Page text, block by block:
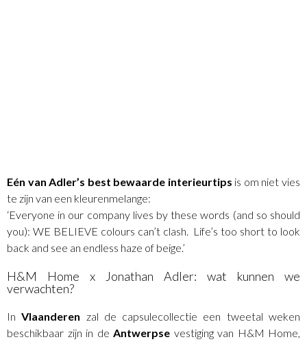
Eén van Adler’s best bewaarde interieurtips is om niet vies
te zijn van een kleurenmelange:
‘Everyone in our company lives by these words (and so should
you): WE BELIEVE colours can’t clash. Life’s too short to look
back and see an endless haze of beige.’
H&M Home x Jonathan Adler: wat kunnen we
verwachten?
InVlaanderen zal de capsulecollectie een tweetal weken
beschikbaar zijn in de Antwerpse vestiging van H&M Home,